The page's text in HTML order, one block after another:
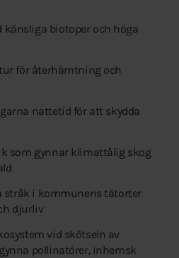
känsliga biotoper och höga
för återhämtning och
nattetid för att skydda
som gynnar klimattålig skog
stråk i kommunens tätorter
djurliv
vid skötseln av
pollinatörer, inhemsk